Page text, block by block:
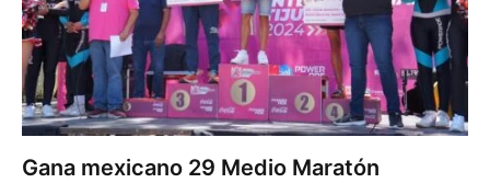
Gana mexicano 29 Medio Maratón